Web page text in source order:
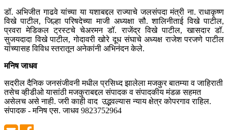
डॉ. अभिजीत गाढवे यांच्या या यशाबद्दल राज्याचे जलसंपदा मंत्री ना. राधाकृष्ण
विखे पाटील, जिल्हा परिषदेच्या माजी अध्यक्षा सौ. शालिनीताई विखे पाटील,
प्रवरा मेडिकल ट्रस्टचे चेअरमन डॉ. राजेंद्र विखे पाटील, खासदार डॉ.
सुजयदादा विखे पाटील, गोदावरी खोरे दूध संघाचे अध्यक्ष राजेश परजणे पाटील
यांच्यासह विविध स्तरातून अनेकांनी अभिनंदन केले.
मनिष जाधव
सदरील दैनिक जनसंजीवनी मधील प्रसिध्द झालेला मजकुर बातम्या व जाहिराती
तसेच व्हीडीओ यासांठी मजकुराबद्दल संपादक व संपादकीय मंडळ सहमत
असेलच असे नाही. जरी काही वाद उद्भवल्यास न्याय क्षेत्र कोपरगाव राहिल.
संपादक - मनिष एस. जाधव 9823752964